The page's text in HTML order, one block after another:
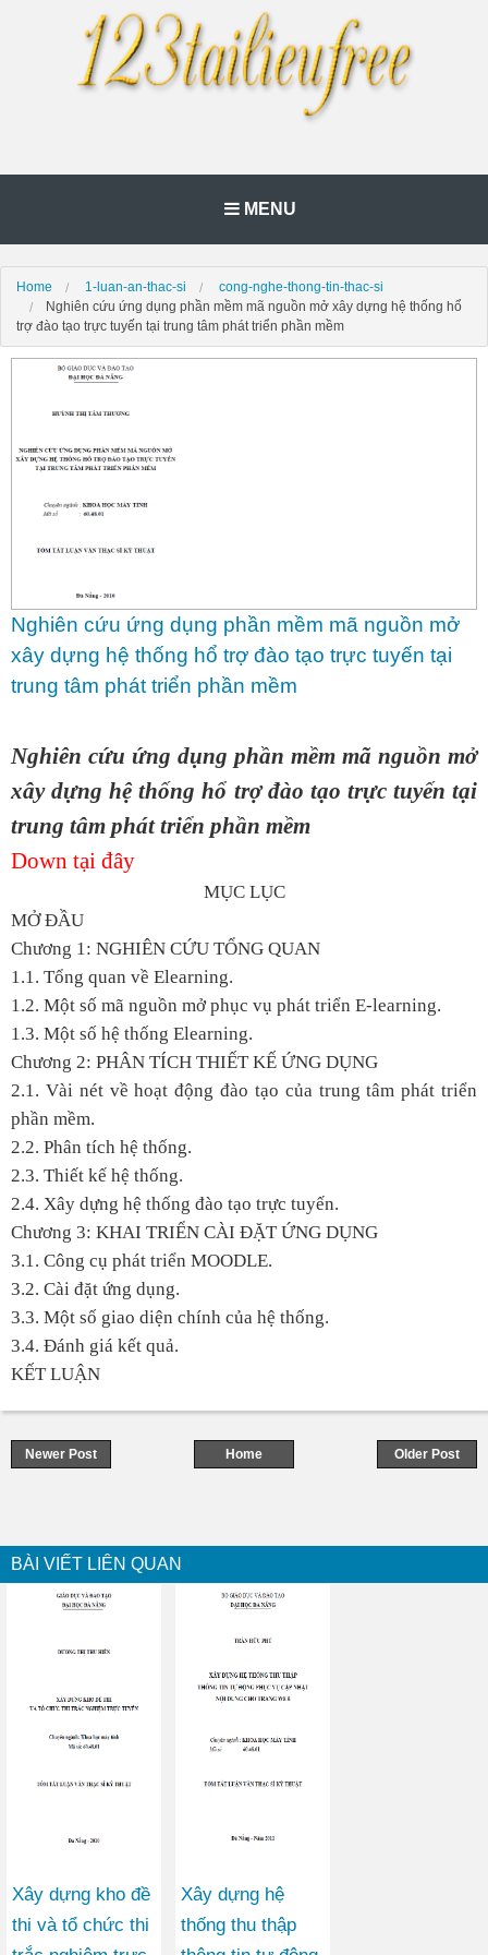
MENU
Home 1-luan-an-thac-si
cong-nghe-thong-tin-thac-si
Nghiên cứu ứng dụng phần mềm mã nguồn mở xây dựng hệ thống hổ
trợ đào tạo trực tuyến tại trung tâm phát triển phần mềm
Nghiên cứu ứng dụng phần mềm mã nguồn mở
xây dựng hệ thống hổ trợ đào tạo trực tuyến tại
trung tâm phát triển phần mềm
Nghiên cứu ứng dụng phần mềm mã nguồn mở
xây dựng hệ thống hổ trợ đào tạo trực tuyến tại
trung tâm phát triển phần mềm
Down tại đây
MỤC LỤC
MỞ ĐẦU
Chương 1: NGHIÊN CỨU TỔNG QUAN
1.1. Tổng quan về Elearning.
1.2. Một số mã nguồn mở phục vụ phát triển E-learning.
1.3. Một số hệ thống Elearning.
Chương 2: PHÂN TÍCH THIẾT KẾ ỨNG DỤNG
2.1. Vài nét về hoạt động đào tạo của trung tâm phát triển
phần mềm.
2.2. Phân tích hệ thống.
2.3. Thiết kế hệ thống.
2.4. Xây dựng hệ thống đào tạo trực tuyến.
Chương 3: KHAI TRIỂN CÀI ĐẶT ỨNG DỤNG
3.1. Công cụ phát triển MOODLE.
3.2. Cài đặt ứng dụng.
3.3. Một số giao diện chính của hệ thống.
3.4. Đánh giá kết quả.
KẾT LUẬN
Newer Post Older Post
Home
BÀI VIẾT LIÊN QUAN
Xây dựng kho đề
thi và tổ chức thi
Xây dựng hệ
thống thu thập